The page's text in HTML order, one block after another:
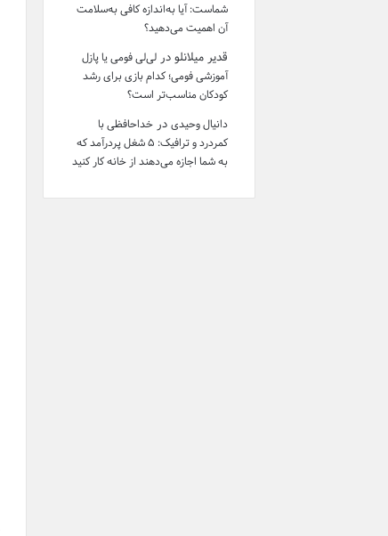
شماست: آیا به‌اندازه کافی به‌سلامت
آن اهمیت می‌دهید؟
قدیر میلانلو درلی‌لی فومی یا پازل
آموزشی فومی؛ کدام بازی برای رشد
کودکان مناسب‌تر است؟
دانیال وحیدی درخداحافظی با
کمردرد و ترافیک: ۵ شغل پردرآمد که
به شما اجازه می‌دهند از خانه کار کنید